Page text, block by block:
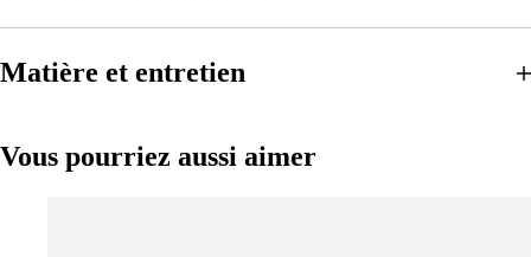
Matière et entretien
Vous pourriez aussi aimer